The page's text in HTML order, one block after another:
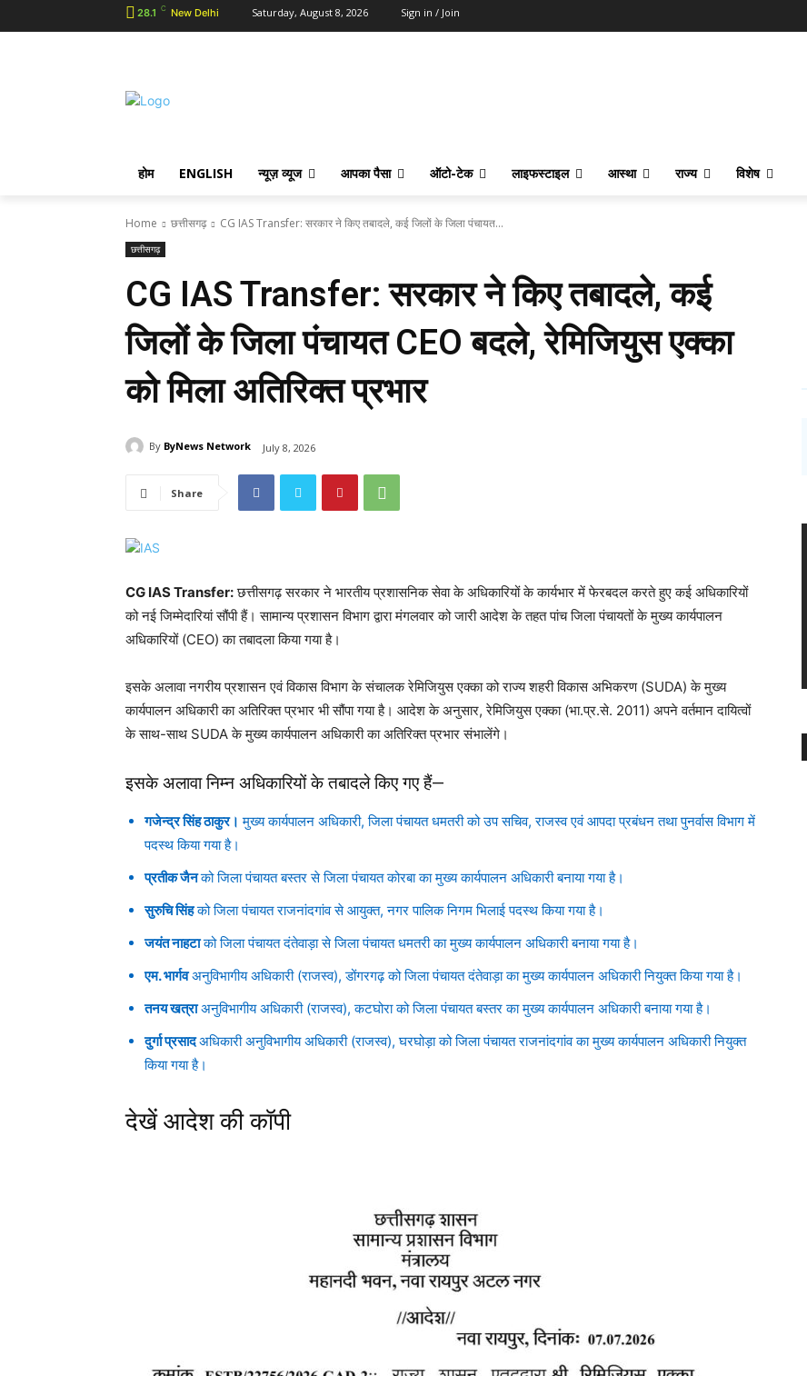
28.1 C New Delhi Saturday, August 8, 2026 Sign in / Join
होम ENGLISH न्यूज़ व्यूज आपका पैसा ऑटो-टेक लाइफस्टाइल आस्था राज्य विशेष
Home छत्तीसगढ़ CG IAS Transfer: सरकार ने किए तबादले, कई जिलों के जिला पंचायत...
छत्तीसगढ़
CG IAS Transfer: सरकार ने किए तबादले, कई
जिलों के जिला पंचायत CEO बदले, रेमिजियुस एक्का
को मिला अतिरिक्त प्रभार
By ByNews Network July 8, 2026
Share
CG IAS Transfer:छत्तीसगढ़ सरकार ने भारतीय प्रशासनिक सेवा के अधिकारियों के कार्यभार में फेरबदल करते हुए कई अधिकारियों
को नई जिम्मेदारियां सौंपी हैं। सामान्य प्रशासन विभाग द्वारा मंगलवार को जारी आदेश के तहत पांच जिला पंचायतों के मुख्य कार्यपालन
अधिकारियों (CEO) का तबादला किया गया है।
इसके अलावा नगरीय प्रशासन एवं विकास विभाग के संचालक रेमिजियुस एक्का को राज्य शहरी विकास अभिकरण (SUDA) के मुख्य
कार्यपालन अधिकारी का अतिरिक्त प्रभार भी सौंपा गया है। आदेश के अनुसार, रेमिजियुस एक्का (भा.प्र.से. 2011) अपने वर्तमान दायित्वों
के साथ-साथ SUDA के मुख्य कार्यपालन अधिकारी का अतिरिक्त प्रभार संभालेंगे।
इसके अलावा निम्न अधिकारियों के तबादले किए गए हैं—
गजेन्द्र सिंह ठाकुर। मुख्य कार्यपालन अधिकारी, जिला पंचायत धमतरी को उप सचिव, राजस्व एवं आपदा प्रबंधन तथा पुनर्वास विभाग में
पदस्थ किया गया है।
प्रतीक जैनको जिला पंचायत बस्तर से जिला पंचायत कोरबा का मुख्य कार्यपालन अधिकारी बनाया गया है।
सुरुचि सिंहको जिला पंचायत राजनांदगांव से आयुक्त, नगर पालिक निगम भिलाई पदस्थ किया गया है।
जयंत नाहटाको जिला पंचायत दंतेवाड़ा से जिला पंचायत धमतरी का मुख्य कार्यपालन अधिकारी बनाया गया है।
एम. भार्गवअनुविभागीय अधिकारी (राजस्व), डोंगरगढ़ को जिला पंचायत दंतेवाड़ा का मुख्य कार्यपालन अधिकारी नियुक्त किया गया है।
तनय खत्राअनुविभागीय अधिकारी (राजस्व), कटघोरा को जिला पंचायत बस्तर का मुख्य कार्यपालन अधिकारी बनाया गया है।
दुर्गा प्रसादअधिकारी अनुविभागीय अधिकारी (राजस्व), घरघोड़ा को जिला पंचायत राजनांदगांव का मुख्य कार्यपालन अधिकारी नियुक्त
किया गया है।
देखें आदेश की कॉपी